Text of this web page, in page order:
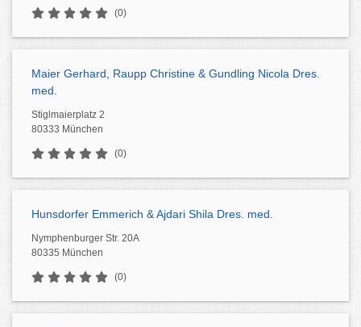
(0)
Maier Gerhard, Raupp Christine & Gundling Nicola Dres.
med.
Stiglmaierplatz 2
80333 München
(0)
Hunsdorfer Emmerich & Ajdari Shila Dres. med.
Nymphenburger Str. 20A
80335 München
(0)